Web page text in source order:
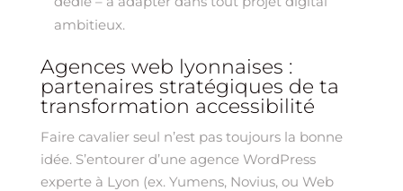
ambitieux.
Agences web lyonnaises :
partenaires stratégiques de ta
transformation accessibilité
Faire cavalier seul n’est pas toujours la bonne
idée. S’entourer d’une agence WordPress
experte à Lyon (ex. Yumens, Novius, ou Web